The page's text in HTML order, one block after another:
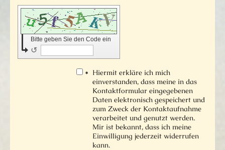
Bitte geben Sie den Code ein
↺
* Hiermit erkläre ich mich
einverstanden, dass meine in das
Kontaktformular eingegebenen
Daten elektronisch gespeichert und
zum Zweck der Kontaktaufnahme
verarbeitet und genutzt werden.
Mir ist bekannt, dass ich meine
Einwilligung jederzeit widerrufen
kann.